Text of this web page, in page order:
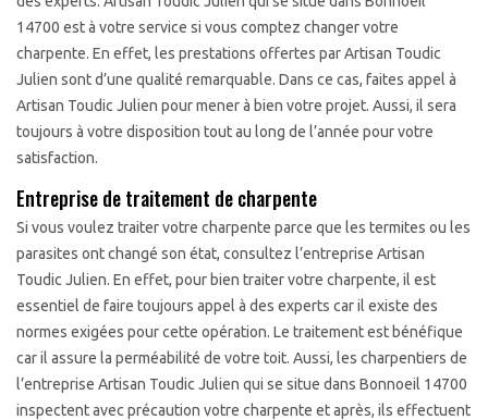
14700 est à votre service si vous comptez changer votre
charpente. En effet, les prestations offertes par Artisan Toudic
Julien sont d’une qualité remarquable. Dans ce cas, faites appel à
Artisan Toudic Julien pour mener à bien votre projet. Aussi, il sera
toujours à votre disposition tout au long de l’année pour votre
satisfaction.
Entreprise de traitement de charpente
Si vous voulez traiter votre charpente parce que les termites ou les
parasites ont changé son état, consultez l’entreprise Artisan
Toudic Julien. En effet, pour bien traiter votre charpente, il est
essentiel de faire toujours appel à des experts car il existe des
normes exigées pour cette opération. Le traitement est bénéfique
car il assure la perméabilité de votre toit. Aussi, les charpentiers de
l’entreprise Artisan Toudic Julien qui se situe dans Bonnoeil 14700
inspectent avec précaution votre charpente et après, ils effectuent